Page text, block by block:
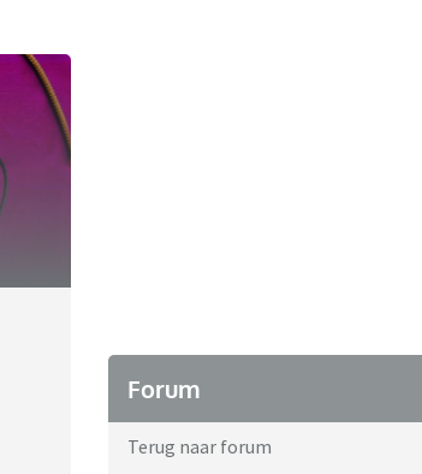
Forum
Terug naar forum